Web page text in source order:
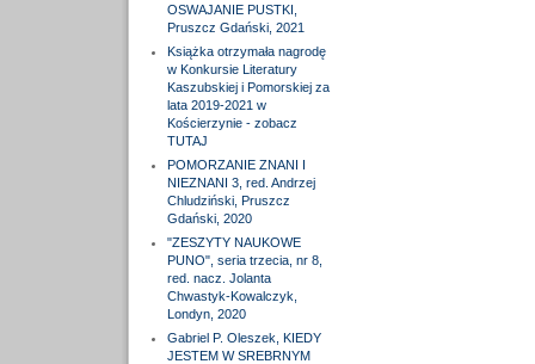
OSWAJANIE PUSTKI,
Pruszcz Gdański, 2021
Książka otrzymała nagrodę
w Konkursie Literatury
Kaszubskiej i Pomorskiej za
lata 2019-2021 w
Kościerzynie - zobacz
TUTAJ
POMORZANIE ZNANI I
NIEZNANI 3, red. Andrzej
Chludziński, Pruszcz
Gdański, 2020
"ZESZYTY NAUKOWE
PUNO", seria trzecia, nr 8,
red. nacz. Jolanta
Chwastyk-Kowalczyk,
Londyn, 2020
Gabriel P. Oleszek, KIEDY
JESTEM W SREBRNYM